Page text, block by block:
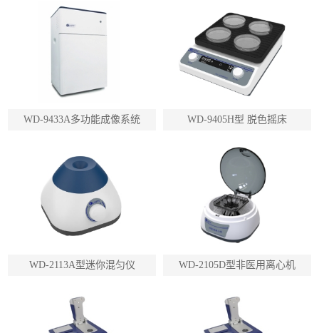
WD-9433A多功能成像系统 WD-9405H型 脱色摇床
WD-2113A型迷你混匀仪 WD-2105D型非医用离心机